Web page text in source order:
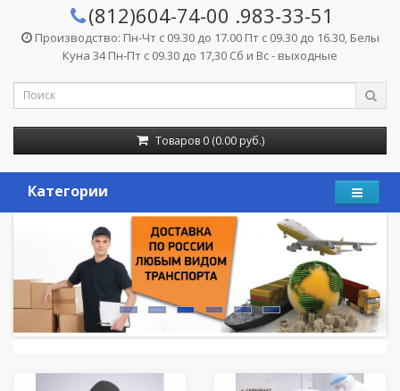
(812)604-74-00 .983-33-51
Производство: Пн-Чт с 09.30 до 17.00 Пт с 09.30 до 16.30, Белы
Куна 34 Пн-Пт с 09.30 до 17,30 Сб и Вс - выходные
Товаров 0 (0.00 руб.)
Категории